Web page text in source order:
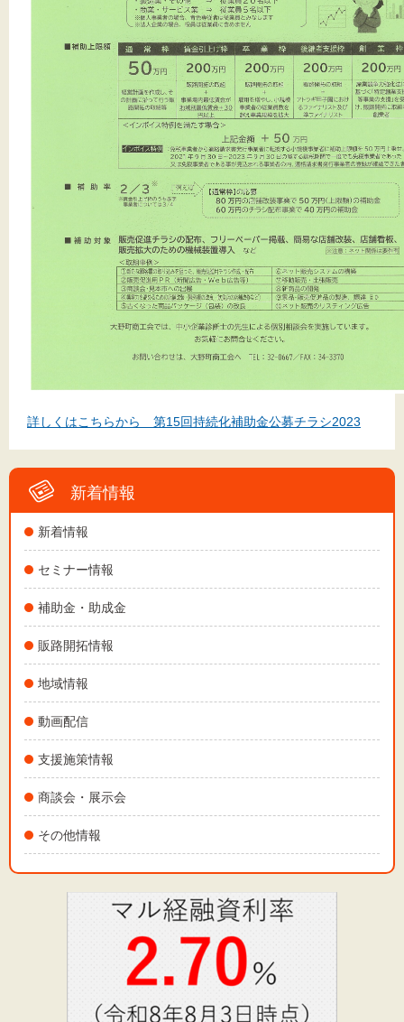
黒
新着情報
新着情報
セミナー情報
補助金・助成金
販路開拓情報
地域情報
動画配信
支援施策情報
商談会・展示会
その他情報
詳しくはこちらから 第15回持続化補助金公募チラシ2023